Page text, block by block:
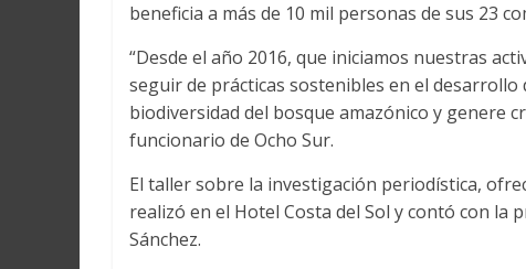
beneficia a más de 10 mil personas de sus 23
“Desde el año 2016, que iniciamos nuestras
seguir de prácticas sostenibles en el desarrollo
biodiversidad del bosque amazónico y genere
funcionario de Ocho Sur.
El taller sobre la investigación periodística,
realizó en el Hotel Costa del Sol y contó con la
Sánchez.